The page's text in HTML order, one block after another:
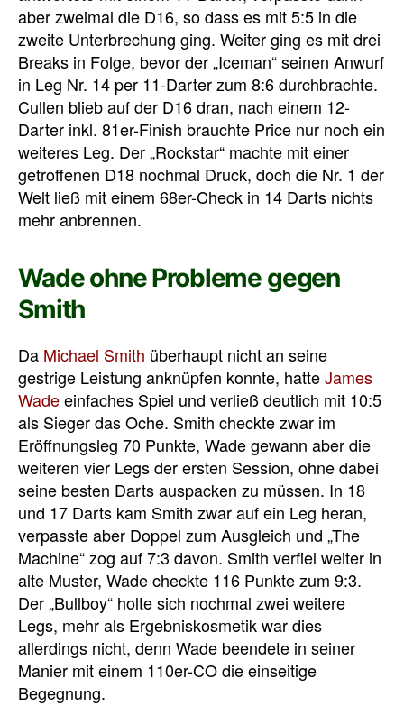
aber zweimal die D16, so dass es mit 5:5 in die
zweite Unterbrechung ging. Weiter ging es mit drei
Breaks in Folge, bevor der „Iceman“ seinen Anwurf
in Leg Nr. 14 per 11-Darter zum 8:6 durchbrachte.
Cullen blieb auf der D16 dran, nach einem 12-
Darter inkl. 81er-Finish brauchte Price nur noch ein
weiteres Leg. Der „Rockstar“ machte mit einer
getroffenen D18 nochmal Druck, doch die Nr. 1 der
Welt ließ mit einem 68er-Check in 14 Darts nichts
mehr anbrennen.
Wade ohne Probleme gegen
Smith
Da Michael Smith überhaupt nicht an seine
gestrige Leistung anknüpfen konnte, hatteJames
Wadeeinfaches Spiel und verließ deutlich mit 10:5
als Sieger das Oche. Smith checkte zwar im
Eröffnungsleg 70 Punkte, Wade gewann aber die
weiteren vier Legs der ersten Session, ohne dabei
seine besten Darts auspacken zu müssen. In 18
und 17 Darts kam Smith zwar auf ein Leg heran,
verpasste aber Doppel zum Ausgleich und „The
Machine“ zog auf 7:3 davon. Smith verfiel weiter in
alte Muster, Wade checkte 116 Punkte zum 9:3.
Der „Bullboy“ holte sich nochmal zwei weitere
Legs, mehr als Ergebniskosmetik war dies
allerdings nicht, denn Wade beendete in seiner
Manier mit einem 110er-CO die einseitige
Begegnung.